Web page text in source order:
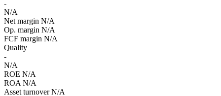
-
N/A
Net margin N/A
Op. margin N/A
FCF margin N/A
Quality
-
N/A
ROE N/A
ROA N/A
Asset turnover N/A